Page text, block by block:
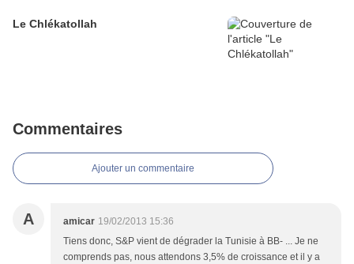
Le Chlékatollah
Commentaires
Ajouter un commentaire
A amicar 19/02/2013 15:36
Tiens donc, S&P vient de dégrader la Tunisie à BB- ... Je ne
comprends pas, nous attendons 3,5% de croissance et il y a